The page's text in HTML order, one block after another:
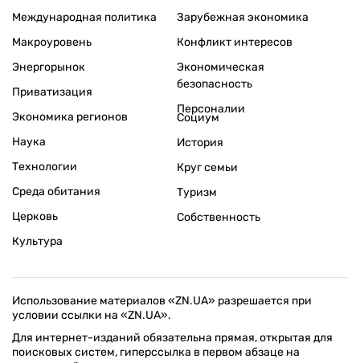
Международная политика
Макроуровень
Энергорынок
Приватизация
Экономика регионов
Зарубежная экономика
Конфликт интересов
Экономическая
безопасность
Персоналии
Наука
Технологии
Среда обитания
Церковь
Культура
Социум
История
Круг семьи
Туризм
Собственность
Использование материалов «ZN.UA» разрешается при
условии ссылки на «ZN.UA».
Для интернет-изданий обязательна прямая, открытая для
поисковых систем, гиперссылка в первом абзаце на